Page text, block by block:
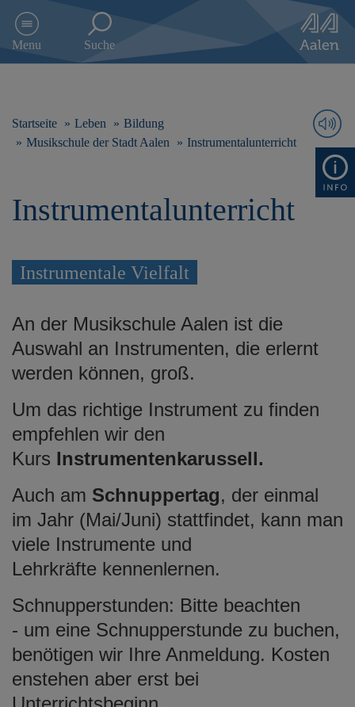
e
p
n
Menu Suche
Startseite Leben
Bildung
Musikschule der Stadt Aalen
Instrumentalunterricht
Instrumentalunterricht
Instrumentale Vielfalt
An der Musikschule Aalen ist die
Auswahl an Instrumenten, die erlernt
werden können, groß.
Um das richtige Instrument zu finden
empfehlen wir den
Kurs Instrumentenkarussell.
Auch am Schnuppertag, der einmal
im Jahr (Mai/Juni) stattfindet, kann man
viele Instrumente und
Lehrkräfte kennenlernen.
Schnupperstunden: Bitte beachten
- um eine Schnupperstunde zu buchen,
benötigen wir Ihre Anmeldung. Kosten
enstehen aber erst bei